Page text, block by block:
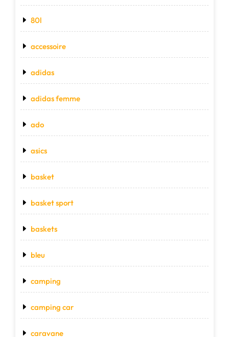
80l
accessoire
adidas
adidas femme
ado
asics
basket
basket sport
baskets
bleu
camping
camping car
caravane